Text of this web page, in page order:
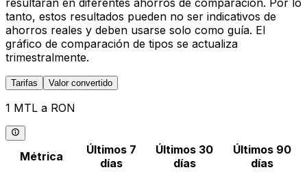
resultarán en diferentes ahorros de comparación. Por lo
tanto, estos resultados pueden no ser indicativos de
ahorros reales y deben usarse solo como guía. El
gráfico de comparación de tipos se actualiza
trimestralmente.
Tarifas Valor convertido
1 MTL a RON
Métrica
Últimos 7
días
Últimos 30
días
Últimos 90
días